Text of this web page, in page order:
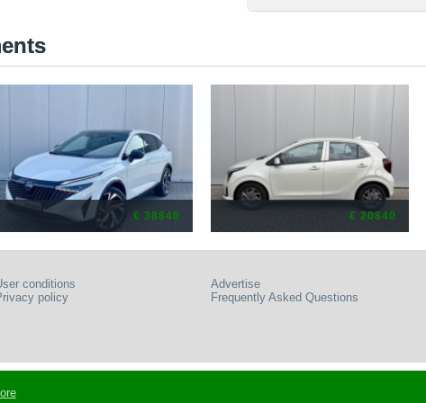
€ 38840 € 20840
conditions
policy
Advertise
Frequently Asked Questions